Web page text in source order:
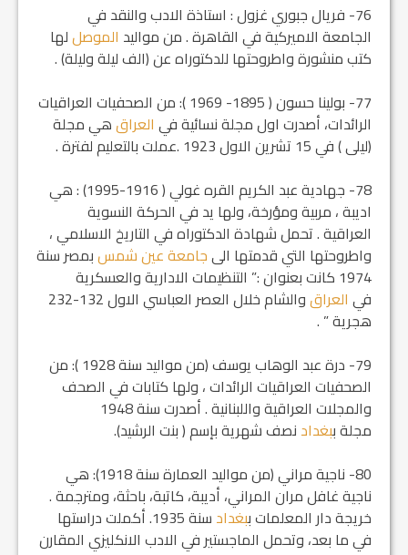
76- فريال جبوري غزول : استاذة الادب والنقد في
الجامعة الاميركية في القاهرة . من مواليد الموصللها
كتب منشورة واطروحتها للدكتوراه عن (الف ليلة وليلة) .
77- بولينا حسون ( 1895- 1969 ): من الصحفيات العراقيات
الرائدات، أصدرت اول مجلة نسائية في العراقهي مجلة
(ليلى ) في 15 تشرين الاول 1923 .عملت بالتعليم لفترة .
78- جهادية عبد الكريم القره غولي ( 1916-1995) : هي
اديبة ، مربية ومؤرخة، ولها يد في الحركة النسوية
العراقية . تحمل شهادة الدكتوراه في التاريخ الاسلامي ،
واطروحتها التي قدمتها الىجامعة عين شمسبمصر سنة
1974 كانت بعنوان :” التنظيمات الادارية والعسكرية
في العراق
والشام خلال العصر العباسي الاول 132-232
هجرية ” .
79- درة عبد الوهاب يوسف (من مواليد سنة 1928 ): من
الصحفيات العراقيات الرائدات ، ولها كتابات في الصحف
والمجلات العراقية واللبنانية . أصدرت سنة 1948
مجلة ب‍بغداد نصف شهرية بإسم ( بنت الرشيد).
80- ناجية مراني (من مواليد العمارة سنة 1918): هي
ناجية غافل مران المراني، أديبة، كاتبة، باحثة، ومترجمة .
خريجة دار المعلمات ب‍بغداد
سنة 1935. أكملت دراستها
في ما بعد، وتحمل الماجستير في الادب الانكليزي المقارن